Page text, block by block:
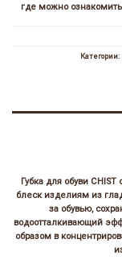
где можно
Категории:
Губка для обуви
блеск изделиям из
за обувью,
водоотталкивающий
образом в